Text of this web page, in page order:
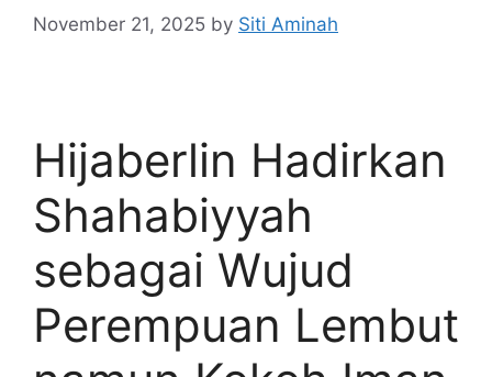
November 21, 2025 by Siti Aminah
Hijaberlin Hadirkan
Shahabiyyah
sebagai Wujud
Perempuan Lembut